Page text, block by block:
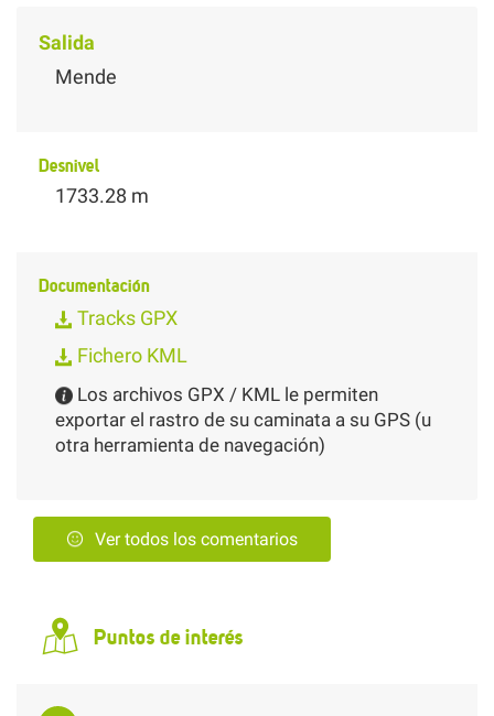
Salida
Mende
Desnivel
1733.28 m
Documentación
Tracks GPX
Fichero KML
Los archivos GPX / KML le permiten
exportar el rastro de su caminata a su GPS (u
otra herramienta de navegación)
Ver todos los comentarios
Puntos de interés